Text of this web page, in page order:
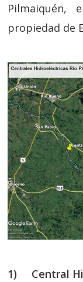
Pilmaiquén,
propiedad de
1) Central